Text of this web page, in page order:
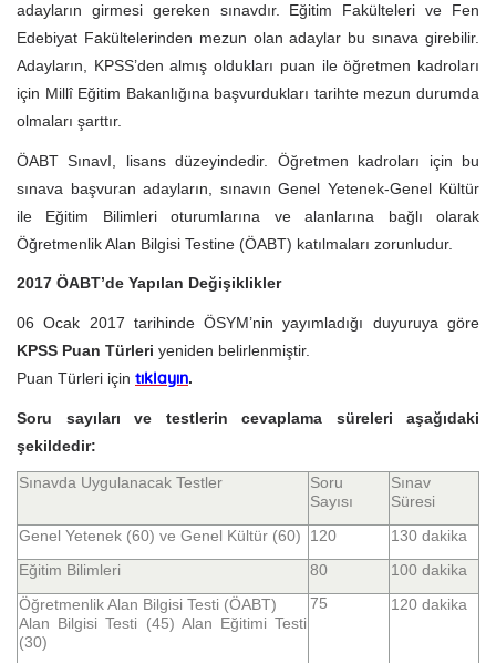
adayların girmesi gereken sınavdır. Eğitim Fakülteleri ve Fen
Edebiyat Fakültelerinden mezun olan adaylar bu sınava girebilir.
Adayların, KPSS’den almış oldukları puan ile öğretmen kadroları
için Millî Eğitim Bakanlığına başvurdukları tarihte mezun durumda
olmaları şarttır.
ÖABT SınavI, lisans düzeyindedir. Öğretmen kadroları için bu
sınava başvuran adayların, sınavın Genel Yetenek-Genel Kültür
ile Eğitim Bilimleri oturumlarına ve alanlarına bağlı olarak
Öğretmenlik Alan Bilgisi Testine (ÖABT) katılmaları zorunludur.
2017 ÖABT’de Yapılan Değişiklikler
06 Ocak 2017 tarihinde ÖSYM’nin yayımladığı duyuruya göre
KPSS Puan Türleri yeniden belirlenmiştir.
Puan Türleri için tıklayın.
Soru sayıları ve testlerin cevaplama süreleri aşağıdaki
şekildedir:
Sınavda Uygulanacak Testler
Soru
Sayısı
Sınav
Süresi
Genel Yetenek (60) ve Genel Kültür (60)
120
130 dakika
Eğitim Bilimleri
80
100 dakika
Öğretmenlik Alan Bilgisi Testi (ÖABT)
Alan Bilgisi Testi (45) Alan Eğitimi Testi
(30)
75 120 dakika